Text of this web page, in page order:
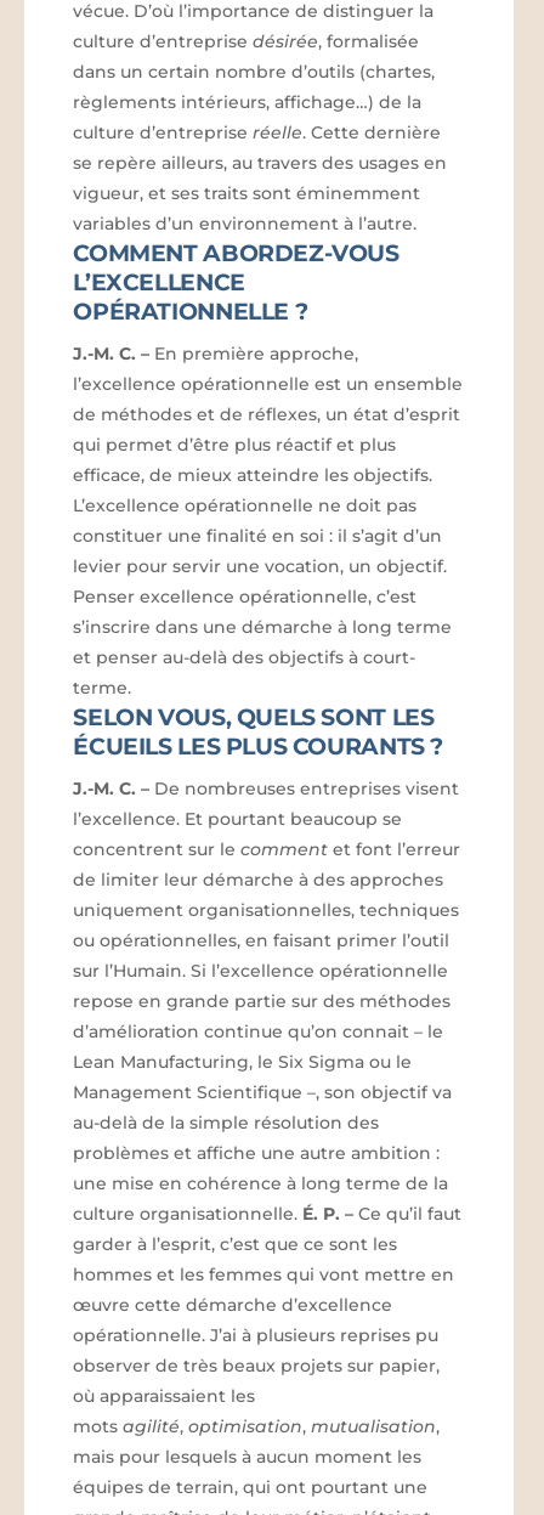
vécue. D’où l’importance de distinguer la
culture d’entreprise désirée, formalisée
dans un certain nombre d’outils (chartes,
règlements intérieurs, affichage…) de la
culture d’entreprise réelle. Cette dernière
se repère ailleurs, au travers des usages en
vigueur, et ses traits sont éminemment
variables d’un environnement à l’autre.
COMMENT ABORDEZ-VOUS
L’EXCELLENCE
OPÉRATIONNELLE ?
J.-M. C. – En première approche,
l’excellence opérationnelle est un ensemble
de méthodes et de réflexes, un état d’esprit
qui permet d’être plus réactif et plus
efficace, de mieux atteindre les objectifs.
L’excellence opérationnelle ne doit pas
constituer une finalité en soi : il s’agit d’un
levier pour servir une vocation, un objectif.
Penser excellence opérationnelle, c’est
s’inscrire dans une démarche à long terme
et penser au-delà des objectifs à court-
terme.
SELON VOUS, QUELS SONT LES
ÉCUEILS LES PLUS COURANTS ?
J.-M. C. – De nombreuses entreprises visent
l’excellence. Et pourtant beaucoup se
concentrent sur le comment et font l’erreur
de limiter leur démarche à des approches
uniquement organisationnelles, techniques
ou opérationnelles, en faisant primer l’outil
sur l’Humain. Si l’excellence opérationnelle
repose en grande partie sur des méthodes
d’amélioration continue qu’on connait – le
Lean Manufacturing, le Six Sigma ou le
Management Scientifique –, son objectif va
au-delà de la simple résolution des
problèmes et affiche une autre ambition :
une mise en cohérence à long terme de la
culture organisationnelle. É. P. – Ce qu’il faut
garder à l’esprit, c’est que ce sont les
hommes et les femmes qui vont mettre en
œuvre cette démarche d’excellence
opérationnelle. J’ai à plusieurs reprises pu
observer de très beaux projets sur papier,
où apparaissaient les
mots agilité, optimisation, mutualisation,
mais pour lesquels à aucun moment les
équipes de terrain, qui ont pourtant une